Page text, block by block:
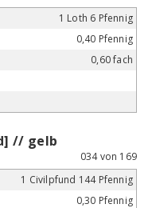
1 Loth 6 Pfennig
0,40 Pfennig
0,60 fach
// gelb
034 von 169
1 Civilpfund 144 Pfennig
0,30 Pfennig